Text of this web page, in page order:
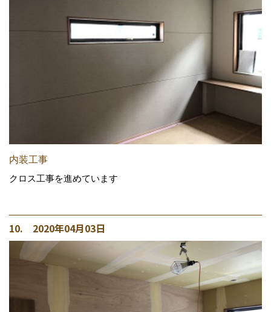
内装工事
クロス工事を進めています
10. 2020年04月03日